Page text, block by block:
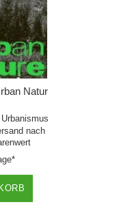
Natur
nach